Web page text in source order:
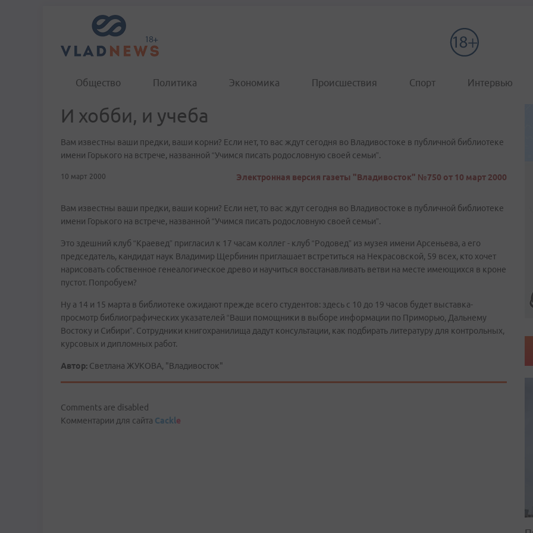
Общество Политика Экономика Происшествия Спорт Интервью
И хобби, и учеба
Вам известны ваши предки, ваши корни? Если нет, то вас ждут сегодня во Владивостоке в публичной библиотеке
имени Горького на встрече, названной “Учимся писать родословную своей семьи”.
10 март 2000 Электронная версия газеты "Владивосток" №750 от 10 март 2000
Вам известны ваши предки, ваши корни? Если нет, то вас ждут сегодня во Владивостоке в публичной библиотеке
имени Горького на встрече, названной “Учимся писать родословную своей семьи”.
Это здешний клуб “Краевед” пригласил к 17 часам коллег - клуб “Родовед” из музея имени Арсеньева, а его
председатель, кандидат наук Владимир Щербинин приглашает встретиться на Некрасовской, 59 всех, кто хочет
нарисовать собственное генеалогическое древо и научиться восстанавливать ветви на месте имеющихся в кроне
пустот. Попробуем?
Ну а 14 и 15 марта в библиотеке ожидают прежде всего студентов: здесь с 10 до 19 часов будет выставка-
просмотр библиографических указателей “Ваши помощники в выборе информации по Приморью, Дальнему
Востоку и Сибири”. Сотрудники книгохранилища дадут консультации, как подбирать литературу для контрольных,
курсовых и дипломных работ.
Автор: Светлана ЖУКОВА, "Владивосток"
Comments are disabled
Комментарии для сайта Cackle